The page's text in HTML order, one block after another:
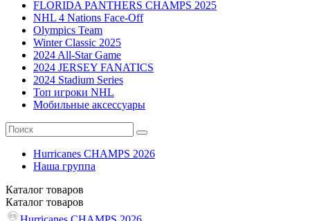
FLORIDA PANTHERS CHAMPS 2025
NHL 4 Nations Face-Off
Olympics Team
Winter Classic 2025
2024 All-Star Game
2024 JERSEY FANATICS
2024 Stadium Series
Топ игроки NHL
Мобильные аксессуары
Hurricanes CHAMPS 2026
Наша группа
Каталог товаров
Каталог товаров